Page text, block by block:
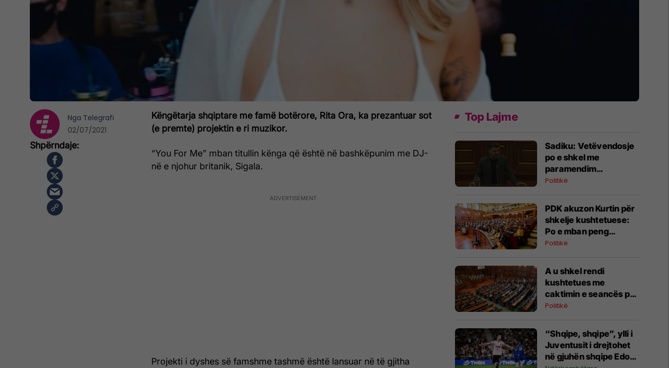
Këngëtarja shqiptare me famë botërore, Rita Ora, ka prezantuar sot
(e premte) projektin e ri muzikor.
“You For Me” mban titullin kënga që është në bashkëpunim me DJ-
në e njohur britanik, Sigala.
Projekti i dyshes së famshme tashmë është lansuar në të gjitha
Nga Telegrafi
02/07/2021
Top Lajme
Sadiku: Vetëvendosje
po e shkel me
paramendim
Kushtetutën
Politikë
PDK akuzon Kurtin për
shkelje kushtetuese:
Po e mban peng
konstituimin e Kuvendit
Politikë
A u shkel rendi
kushtetues me
caktimin e seancës për
të shtunën?
Politikë
“Shqipe, shqipe”, ylli i
Juventusit i drejtohet
në gjuhën shqipe Edon